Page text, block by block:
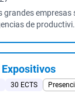
grandes empresas
de
30 ECTS